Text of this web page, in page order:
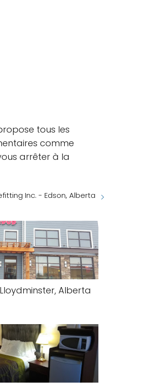
tous les
comme
arrêter à la
Inc. - Edson, Alberta
Alberta